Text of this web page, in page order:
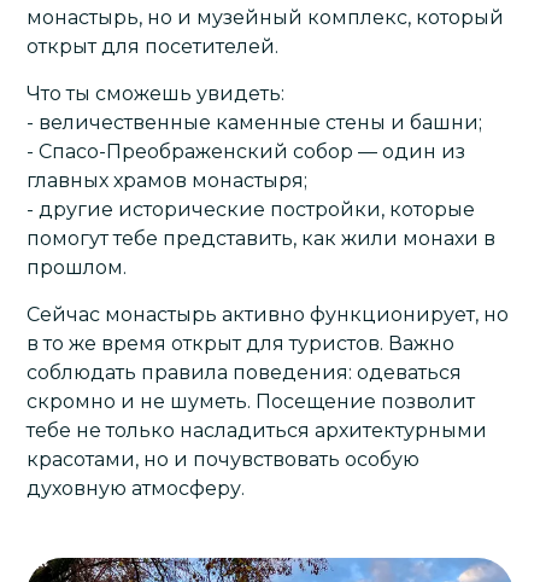
монастырь, но и музейный комплекс, который
открыт для посетителей.
Что ты сможешь увидеть:
- величественные каменные стены и башни;
- Спасо-Преображенский собор — один из
главных храмов монастыря;
- другие исторические постройки, которые
помогут тебе представить, как жили монахи в
прошлом.
Сейчас монастырь активно функционирует, но
в то же время открыт для туристов. Важно
соблюдать правила поведения: одеваться
скромно и не шуметь. Посещение позволит
тебе не только насладиться архитектурными
красотами, но и почувствовать особую
духовную атмосферу.